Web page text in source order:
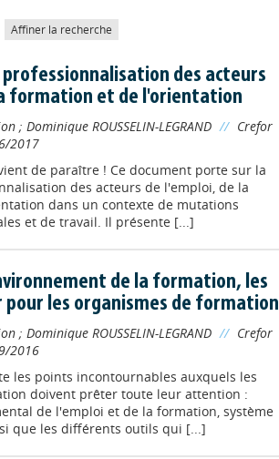
Affiner la recherche
professionnalisation des acteurs
formation et de l'orientation
; Dominique ROUSSELIN-LEGRAND // Crefor
2017
de paraître ! Ce document porte sur la
des acteurs de l'emploi, de la
dans un contexte de mutations
et de travail. Il présente [...]
de la formation, les
les organismes de formation
; Dominique ROUSSELIN-LEGRAND // Crefor
2016
les points incontournables auxquels les
doivent prêter toute leur attention :
de l'emploi et de la formation, système
que les différents outils qui [...]